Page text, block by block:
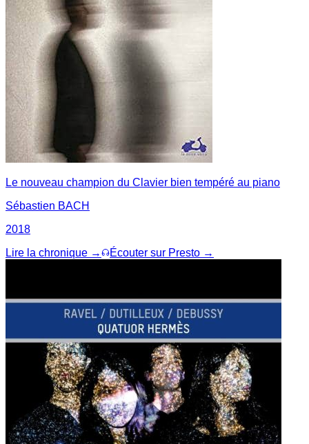
Le nouveau champion du Clavier bien tempéré au piano
Sébastien BACH
2018
Lire la chronique →
Écouter sur Presto →